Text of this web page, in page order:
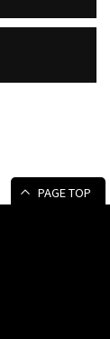
PAGE TOP